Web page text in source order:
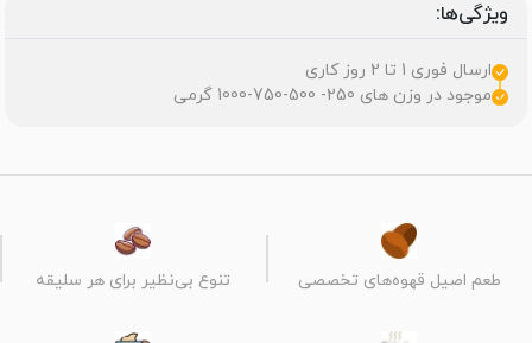
ویژگی‌ها:
ارسال فوری 1 تا 2 روز کاری
موجود در وزن های 250- 500-750-1000 گرمی
طعم اصیل قهوه‌های تخصصی تنوع بی‌نظیر برای هر سلیقه